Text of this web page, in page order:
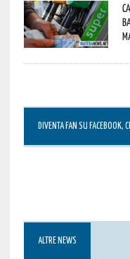
DIVENTA FAN SU FACEBOOK,
ALTRE NEWS